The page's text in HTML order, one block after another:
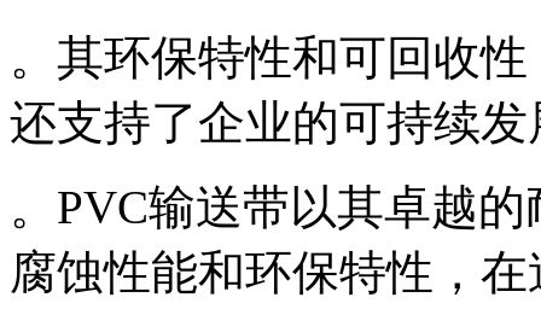
。其环保特性和可回收
还支持了企业的可持续发
。PVC输送带以其卓越
腐蚀性能和环保特性，